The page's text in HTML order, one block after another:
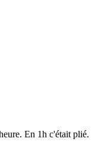
En 1h c'était plié.